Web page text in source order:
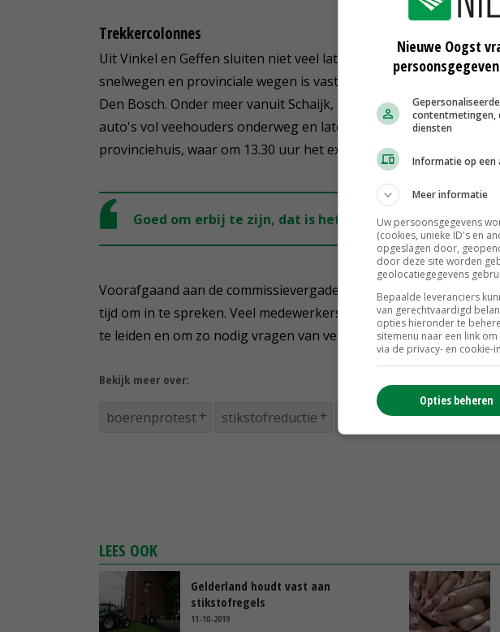
Trekkercolonnes
Uit Vinkel en Geffen sluiten niet veel later nog drie veehouders
snelwegen en provinciale wegen is vastgesteld, vertrekt het
Den Bosch. Onder meer vanuit Schaijk, Boxtel en Drunen zijn er
auto's vol veehouders onderweg en later vandaag zullen er nog
provinciehuis, waar om 13.30 uur het extra Statendebat plaatsvindt.
Goed om erbij te zijn, dat is het enige wat we kunnen
Voorafgaand aan de commissievergadering kregen boeren en
tijd om in te spreken. Veel medewerkers van ZLTO zijn ter plekke
te leiden en om zo nodig vragen van veehouders te
Bekijk meer over:
boerenprotest stikstofreductie Noord-Brabant
LEES OOK
Gelderland houdt vast aan
stikstofregels
11-10-2019
Nieuwe Oogst
contentmetingen,
diensten
Informatie op een
Meer informatie
Uw persoonsgegevens
(cookies, unieke ID's en
opgeslagen door,
door deze site worden
geolocatiegegevens
Bepaalde leveranciers
van gerechtvaardigd
opties hieronder te
sitemenu naar een link
via de privacy- en cookie-
Opties beheren